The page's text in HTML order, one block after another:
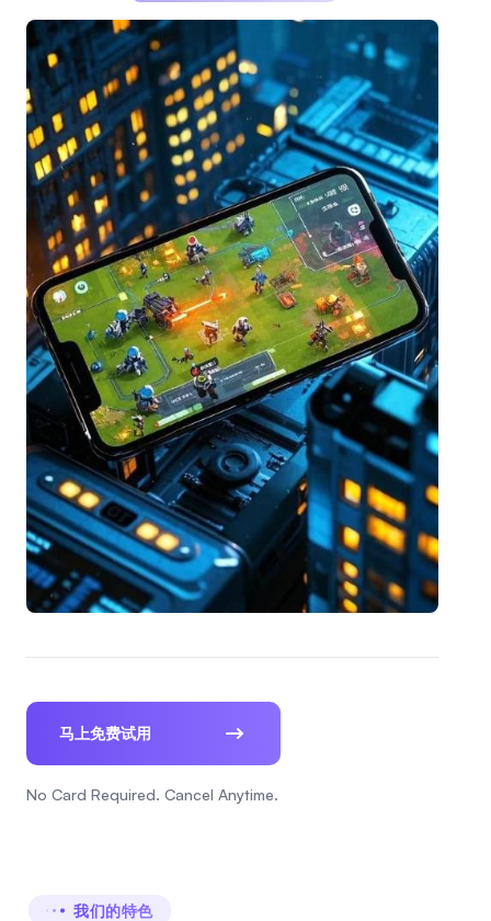
马上免费试用
No Card Required. Cancel Anytime.
我们的特色